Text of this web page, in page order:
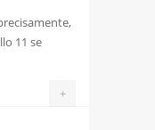
11 se
+